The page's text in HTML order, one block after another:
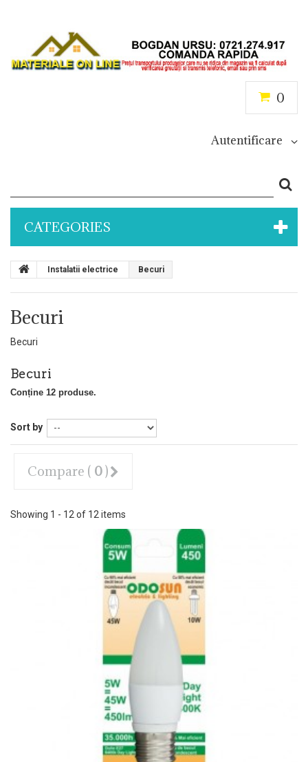
0
Autentificare
CATEGORIES
Instalatii electrice Becuri
Becuri
Becuri
Becuri
Conține 12 produse.
Sort by
Compare ( 0)
Showing 1 - 12 of 12 items